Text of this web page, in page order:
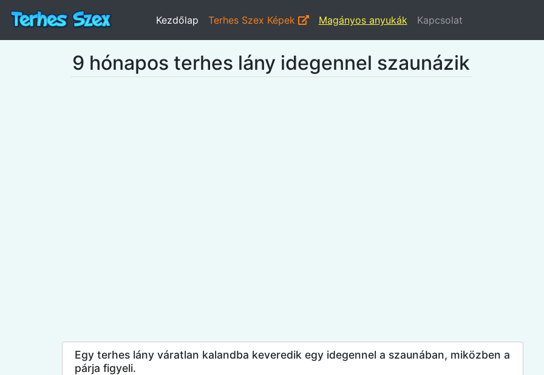
Kezdőlap Terhes Szex Képek Magányos anyukák Kapcsolat
9 hónapos terhes lány idegennel szaunázik
Egy terhes lány váratlan kalandba keveredik egy idegennel a szaunában, miközben a
párja figyeli.